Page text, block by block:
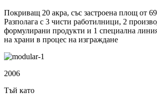
Покриващ 20 акра, със застроена площ от
Разполага с 3 чисти работилници, 2
формулирани продукти и 1 специална
на храни в процес на изграждане
2006
Тъй като